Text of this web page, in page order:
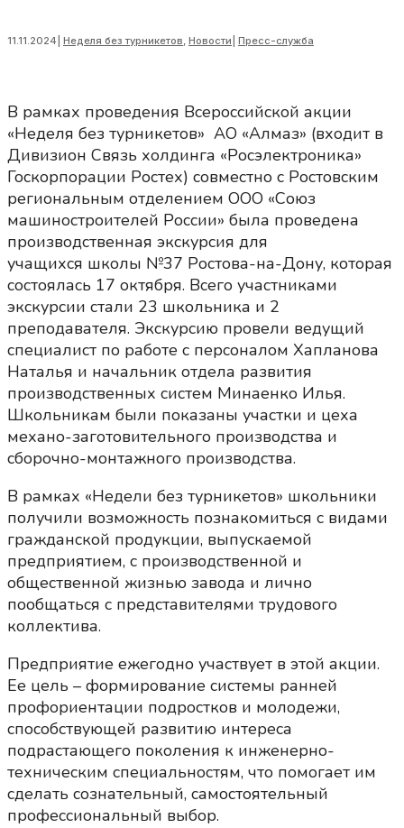
11.11.2024 Неделя без турникетов, Новости Пресс-служба
В рамках проведения Всероссийской акции
«Неделя без турникетов» АО «Алмаз» (входит в
Дивизион Связь холдинга «Росэлектроника»
Госкорпорации Ростех) совместно с Ростовским
региональным отделением ООО «Союз
машиностроителей России» была проведена
производственная экскурсия для
учащихся школы №37 Ростова-на-Дону, которая
состоялась 17 октября. Всего участниками
экскурсии стали 23 школьника и 2
преподавателя. Экскурсию провели ведущий
специалист по работе с персоналом Хапланова
Наталья и начальник отдела развития
производственных систем Минаенко Илья.
Школьникам были показаны участки и цеха
механо-заготовительного производства и
сборочно-монтажного производства.
В рамках «Недели без турникетов» школьники
получили возможность познакомиться с видами
гражданской продукции, выпускаемой
предприятием, с производственной и
общественной жизнью завода и лично
пообщаться с представителями трудового
коллектива.
Предприятие ежегодно участвует в этой акции.
Ее цель – формирование системы ранней
профориентации подростков и молодежи,
способствующей развитию интереса
подрастающего поколения к инженерно-
техническим специальностям, что помогает им
сделать сознательный, самостоятельный
профессиональный выбор.